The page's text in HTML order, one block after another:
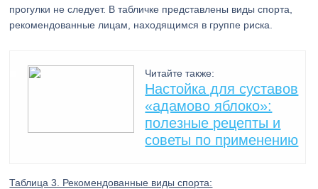
прогулки не следует. В табличке представлены виды спорта,
рекомендованные лицам, находящимся в группе риска.
Читайте также:
Настойка для суставов
«адамово яблоко»:
полезные рецепты и
советы по применению
Таблица 3. Рекомендованные виды спорта: